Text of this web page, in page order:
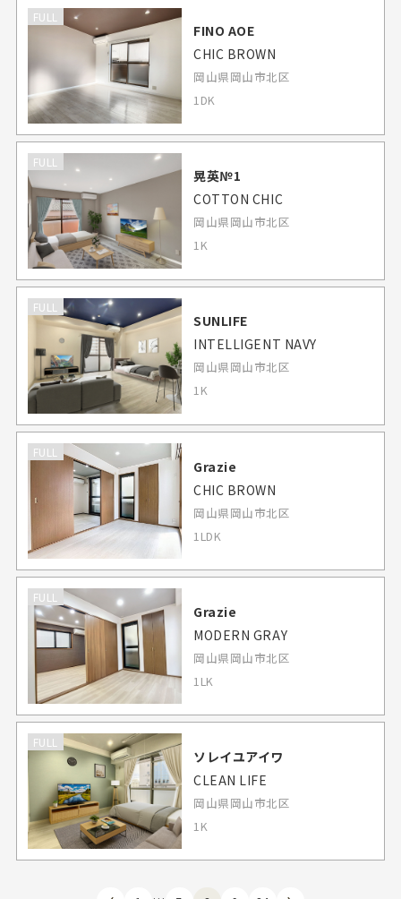
FULL
FINO AOE
CHIC BROWN
岡山県岡山市北区
1DK
FULL
晃英№1
COTTON CHIC
岡山県岡山市北区
1K
FULL
SUNLIFE
INTELLIGENT NAVY
岡山県岡山市北区
1K
FULL
Grazie
CHIC BROWN
岡山県岡山市北区
1LDK
FULL
Grazie
MODERN GRAY
岡山県岡山市北区
1LK
FULL
ソレイユアイワ
CLEAN LIFE
岡山県岡山市北区
1K